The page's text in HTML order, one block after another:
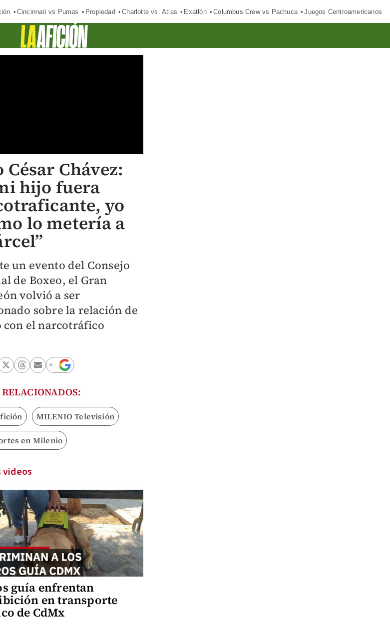
Cincinnati vs Pumas Propiedad Charlotte vs. Atlas Exatlón Columbus Crew vs Pachuca Juegos Centroamericanos
César Chávez:
hijo fuera
yo
lo metería a
un evento del Consejo
de Boxeo, el Gran
volvió a ser
sobre la relación de
con el narcotráfico
MILENIO Televisión
en Milenio
guía enfrentan
en transporte
de CdMx